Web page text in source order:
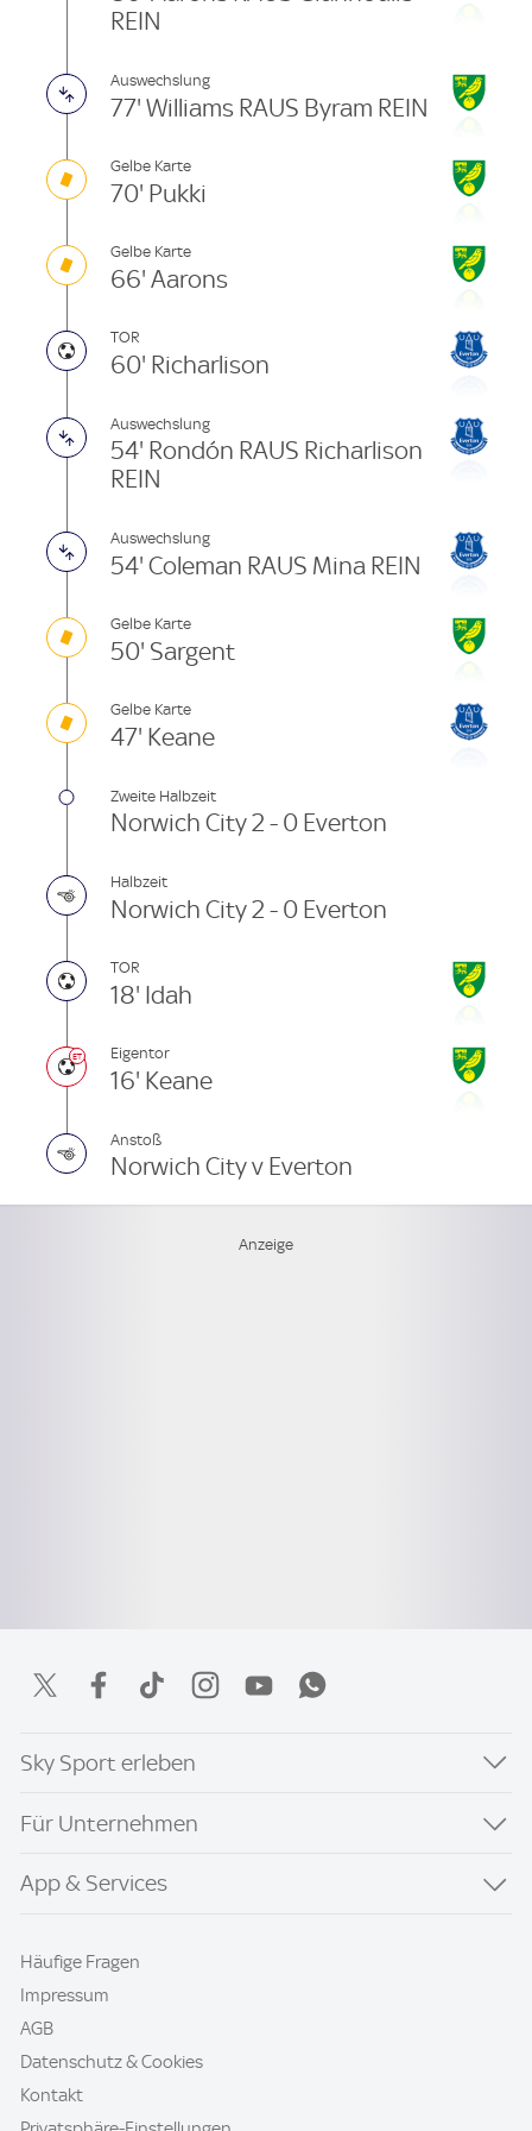
REIN
Auswechslung
77' Williams RAUS Byram REIN
Gelbe Karte
70' Pukki
Gelbe Karte
66' Aarons
TOR
60' Richarlison
Auswechslung
54' Rondón RAUS Richarlison
REIN
Auswechslung
54' Coleman RAUS Mina REIN
Gelbe Karte
50' Sargent
Gelbe Karte
47' Keane
Zweite Halbzeit
Norwich City 2 - 0 Everton
Halbzeit
Norwich City 2 - 0 Everton
TOR
18' Idah
Eigentor
16' Keane
Anstoß
Norwich City v Everton
Sky Sport erleben
Für Unternehmen
App & Services
Häufige Fragen
Impressum
AGB
Datenschutz & Cookies
Kontakt